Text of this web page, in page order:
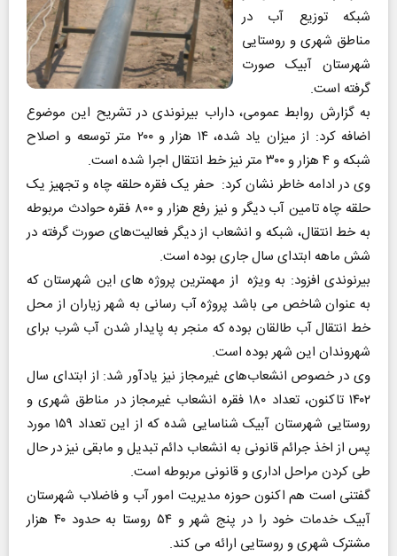
شبکه توزیع آب در
مناطق شهری و روستایی
شهرستان آبیک صورت
گرفته است.
به گزارش روابط عمومی، داراب بیرنوندی در تشریح این موضوع
اضافه کرد: از میزان یاد شده، ۱۴ هزار و ۲۰۰ متر توسعه و اصلاح
شبکه و ۴ هزار و ۳۰۰ متر نیز خط انتقال اجرا شده است.
وی در ادامه خاطر نشان کرد: حفر یک فقره حلقه چاه و تجهیز یک
حلقه چاه تامین آب دیگر و نیز رفع هزار و ۸۰۰ فقره حوادث مربوطه
به خط انتقال، شبکه و انشعاب از دیگر فعالیت‌های صورت گرفته در
شش ماهه ابتدای سال جاری بوده است.
بیرنوندی افزود: به ویژه از مهمترین پروژه های این شهرستان که
به عنوان شاخص می باشد پروژه آب رسانی به شهر زیاران از محل
خط انتقال آب طالقان بوده که منجر به پایدار شدن آب شرب برای
شهروندان این شهر بوده است.
وی در خصوص انشعاب‌های غیرمجاز نیز یادآور شد: از ابتدای سال
۱۴۰۲ تاکنون، تعداد ۱۸۰ فقره انشعاب غیرمجاز در مناطق شهری و
روستایی شهرستان آبیک شناسایی شده که از این تعداد ۱۵۹ مورد
پس از اخذ جرائم قانونی به انشعاب دائم تبدیل و مابقی نیز در حال
طی کردن مراحل اداری و قانونی مربوطه است.
گفتنی است هم اکنون حوزه مدیریت امور آب و فاضلاب شهرستان
آبیک خدمات خود را در پنج شهر و ۵۴ روستا به حدود ۴۰ هزار
مشترک شهری و روستایی ارائه می کند.